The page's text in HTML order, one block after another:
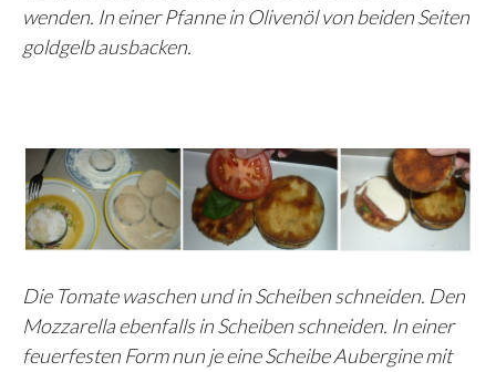
wenden. In einer Pfanne in Olivenöl von beiden Seiten
goldgelb ausbacken.
Die Tomate waschen und in Scheiben schneiden. Den
Mozzarella ebenfalls in Scheiben schneiden. In einer
feuerfesten Form nun je eine Scheibe Aubergine mit